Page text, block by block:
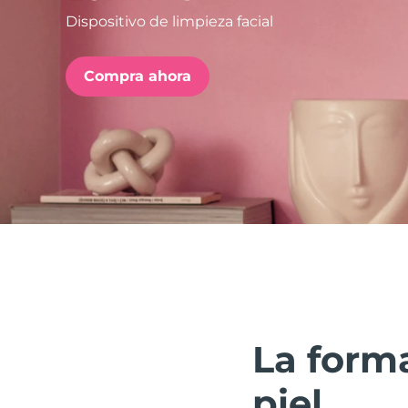
Dispositivo de limpieza facial
Compra ahora
La
issa™ Teeth Whitening Set
FAQ™ Dual LED Panel
POPULAR